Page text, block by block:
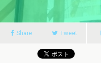
Share Tweet